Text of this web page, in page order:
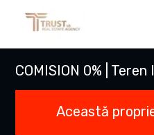
COMISION 0% |
Această